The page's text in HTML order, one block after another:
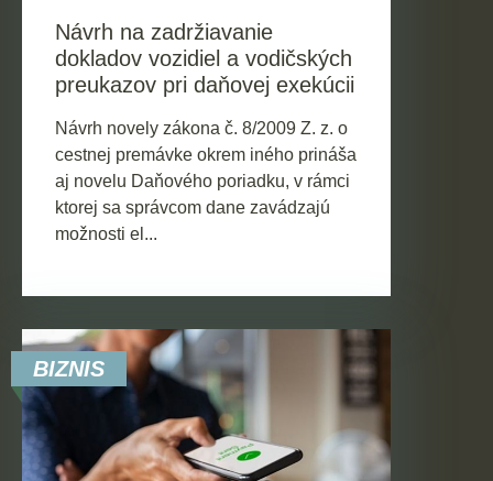
Návrh na zadržiavanie
dokladov vozidiel a vodičských
preukazov pri daňovej exekúcii
Návrh novely zákona č. 8/2009 Z. z. o
cestnej premávke okrem iného prináša
aj novelu Daňového poriadku, v rámci
ktorej sa správcom dane zavádzajú
možnosti el...
BIZNIS